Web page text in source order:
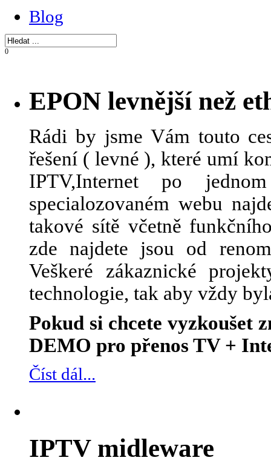
Blog
0
EPON levnější než
Rádi by jsme Vám touto
řešení ( levné ), které umí
IPTV,Internet po
specialozovaném webu
takové sítě včetně
zde najdete jsou od
Veškeré zákaznické
technologie, tak aby vždy
Pokud si chcete vyzkoušet
DEMO pro přenos TV +
Číst dál...
IPTV midleware